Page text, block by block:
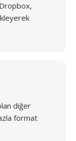
diğer
format